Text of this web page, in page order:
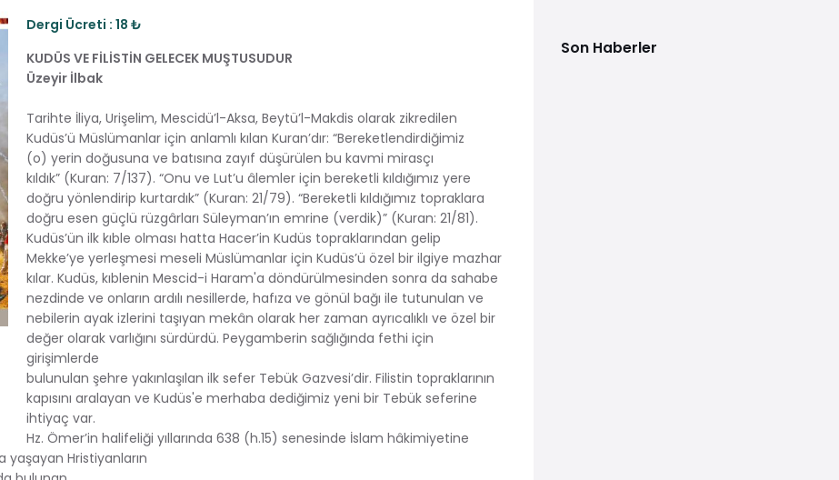
Dergi Ücreti : 18 ₺
KUDÜS VE FİLİSTİN GELECEK MUŞTUSUDUR
Üzeyir İlbak
Tarihte İliya, Urişelim, Mescidü’l-Aksa, Beytü’l-Makdis olarak zikredilen
Kudüs’ü Müslümanlar için anlamlı kılan Kuran’dır: “Bereketlendirdiğimiz
(o) yerin doğusuna ve batısına zayıf düşürülen bu kavmi mirasçı
kıldık” (Kuran: 7/137). “Onu ve Lut’u âlemler için bereketli kıldığımız yere
doğru yönlendirip kurtardık” (Kuran: 21/79). “Bereketli kıldığımız topraklara
doğru esen güçlü rüzgârları Süleyman’ın emrine (verdik)” (Kuran: 21/81).
Kudüs’ün ilk kıble olması hatta Hacer’in Kudüs topraklarından gelip
Mekke’ye yerleşmesi meseli Müslümanlar için Kudüs’ü özel bir ilgiye mazhar
kılar. Kudüs, kıblenin Mescid-i Haram'a döndürülmesinden sonra da sahabe
nezdinde ve onların ardılı nesillerde, hafıza ve gönül bağı ile tutunulan ve
nebilerin ayak izlerini taşıyan mekân olarak her zaman ayrıcalıklı ve özel bir
değer olarak varlığını sürdürdü. Peygamberin sağlığında fethi için
girişimlerde
bulunulan şehre yakınlaşılan ilk sefer Tebük Gazvesi’dir. Filistin topraklarının
kapısını aralayan ve Kudüs'e merhaba dediğimiz yeni bir Tebük seferine
ihtiyaç var.
Hz. Ömer’in halifeliği yıllarında 638 (h.15) senesinde İslam hâkimiyetine
yaşayan Hristiyanların
Son Haberler